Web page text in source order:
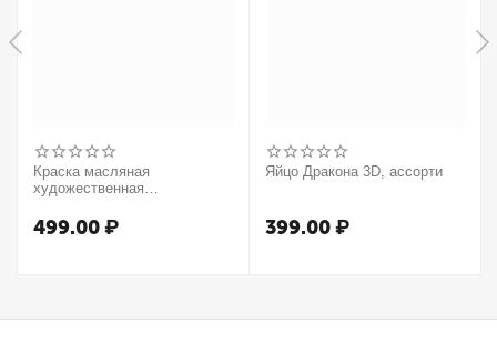
Краска масляная
художественная
37мл, туба, оранжевый
499.00₽
Яйцо Дракона 3D, ассорти
399.00₽